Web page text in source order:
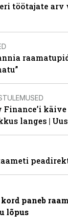
töötajate arv
Finance’i
langes |
kord paneb
lõpus